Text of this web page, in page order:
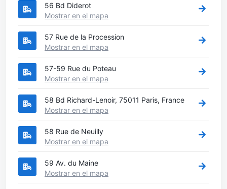
56 Bd Diderot
Mostrar en el mapa
57 Rue de la Procession
Mostrar en el mapa
57-59 Rue du Poteau
Mostrar en el mapa
58 Bd Richard-Lenoir, 75011 Paris, France
Mostrar en el mapa
58 Rue de Neuilly
Mostrar en el mapa
59 Av. du Maine
Mostrar en el mapa